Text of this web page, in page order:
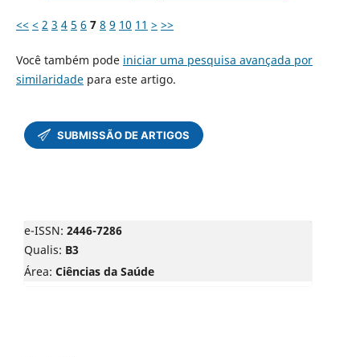
<< < 2 3 4 5 6 7 8 9 10 11 > >>
Você também pode iniciar uma pesquisa avançada por
similaridadepara este artigo.
e-ISSN: 2446-7286
Qualis: B3
Área: Ciências da Saúde